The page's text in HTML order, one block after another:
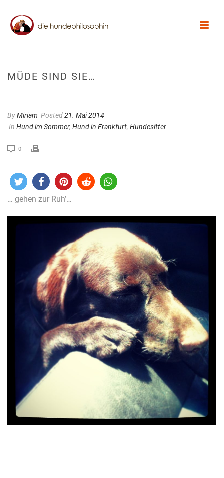
MÜDE SIND SIE…
ByMiriam Posted21. Mai 2014
In Hund im Sommer, Hund in Frankfurt, Hundesitter
0
… gehen zur Ruh’…